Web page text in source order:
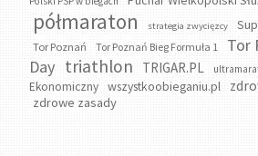
półmaraton strategia zwycięzcy
Tor Poznań Tor Poznań Bieg Formuła 1
Tor
Day triathlon TRIGAR.PL
Ekonomiczny
wszystkoobieganiu.pl
zdrowe zasady